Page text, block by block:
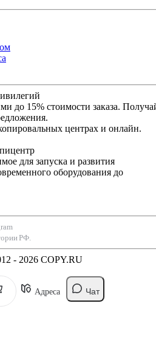
до 15% стоимости заказа.
центрах и онлайн.
для запуска и развития
оборудования до
РФ.
- 2026 COPY.RU
Адреса Чат